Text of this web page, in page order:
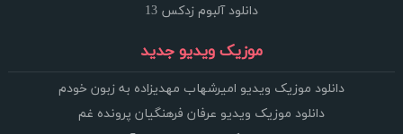
دانلود آلبوم زدکس 13
موزیک ویدیو جدید
دانلود موزیک ویدیو امیرشهاب مهدیزاده به زبون خودم
دانلود موزیک ویدیو عرفان فرهنگیان پرونده غم